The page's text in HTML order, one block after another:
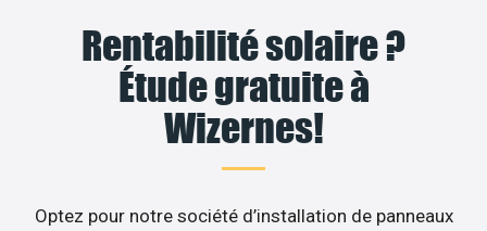
Rentabilité solaire ?
Étude gratuite à
Wizernes!
Optez pour notre société d’installation de panneaux